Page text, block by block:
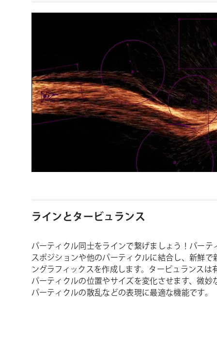
ラインとタービュランス
パーティクル同士をラインで繋げましょう！パー
スポジションや他のパーティクルに結合し、新鮮
ングラフィックスを作成します。タービュランスは
パーティクルの位置やサイズを変化させます、微
パーティクルの散乱などの表現に最適な機能です。